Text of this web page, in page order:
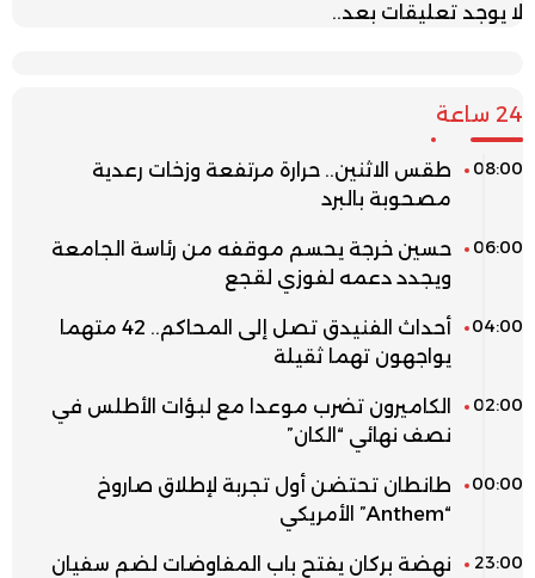
لا يوجد تعليقات بعد..
24 ساعة
08:00
طقس الاثنين.. حرارة مرتفعة وزخات رعدية
مصحوبة بالبرد
06:00
حسين خرجة يحسم موقفه من رئاسة الجامعة
ويجدد دعمه لفوزي لقجع
04:00
أحداث الفنيدق تصل إلى المحاكم.. 42 متهما
يواجهون تهما ثقيلة
02:00
الكاميرون تضرب موعدا مع لبؤات الأطلس في
نصف نهائي “الكان”
00:00
طانطان تحتضن أول تجربة لإطلاق صاروخ
“Anthem” الأمريكي
23:00
نهضة بركان يفتح باب المفاوضات لضم سفيان